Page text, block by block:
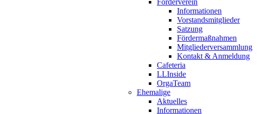
Förderverein
Informationen
Vorstandsmitglieder
Satzung
Fördermaßnahmen
Mitgliederversammlung
Kontakt & Anmeldung
Cafeteria
LLInside
OrgaTeam
Ehemalige
Aktuelles
Informationen